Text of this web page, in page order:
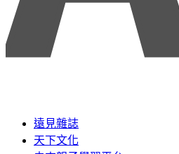
遠見雜誌
天下文化